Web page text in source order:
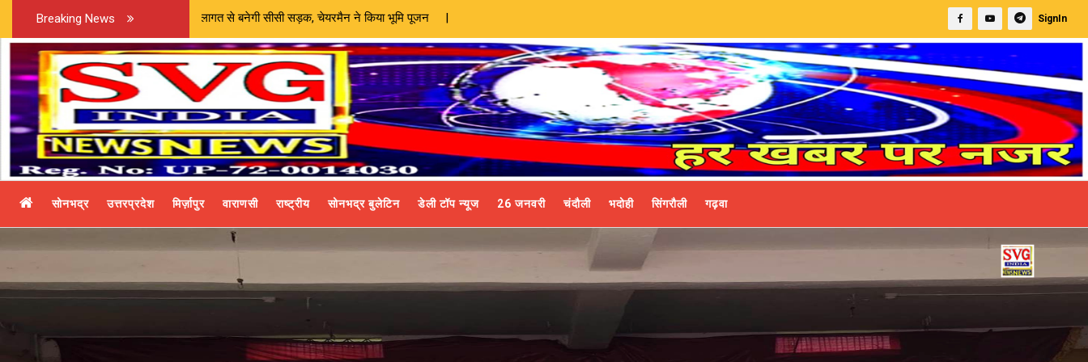
Breaking News
जारी | 82 लाख की लागत से बनेगी सीसी सड़क, चेयरमैन ने किया भूमि पूजन | SignIn
सोनभद्र उत्तरप्रदेश मिर्ज़ापुर वाराणसी राष्ट्रीय सोनभद्र बुलेटिन डेली टॉप न्यूज 26 जनवरी चंदौली भदोही सिंगरौली गढ़वा